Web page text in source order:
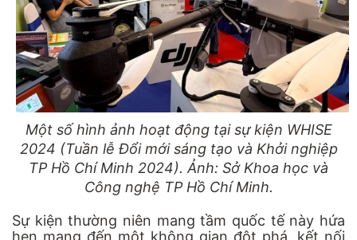
Một số hình ảnh hoạt động tại sự kiện WHISE
2024 (Tuần lễ Đổi mới sáng tạo và Khởi nghiệp
TP Hồ Chí Minh 2024). Ảnh: Sở Khoa học và
Công nghệ TP Hồ Chí Minh.
Sự kiện thường niên mang tầm quốc tế này hứa
hẹn mang đến một không gian đột phá, kết nối